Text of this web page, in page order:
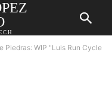
Piedras: WIP "Luis Run Cycle